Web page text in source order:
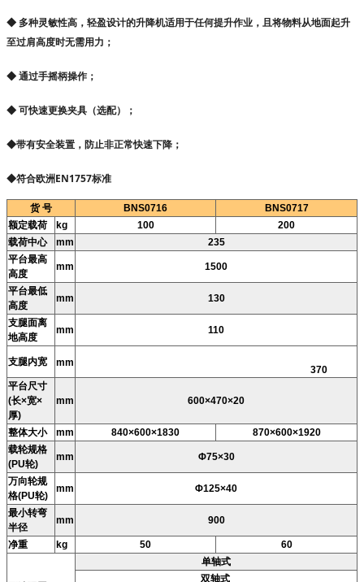
◆ 多种灵敏性高，轻盈设计的升降机适用于任何提升作业，且将物料从地面起升
至过肩高度时无需用力；
◆ 通过手摇柄操作；
◆ 可快速更换夹具（选配）；
◆带有安全装置，防止非正常快速下降 ；
◆符合欧洲EN1757标准
货 号 BNS0716
BNS0717
额定载荷
kg 100
200
载荷中心
mm
235
平台最高
高度
mm 1500
平台最低
高度
mm 130
支腿面离
地高度
mm 110
支腿内宽 mm
370
平台尺寸
(长×宽×
厚)
mm 600×470×20
整体大小 mm 840×600×1830
870×600×1920
载轮规格
(PU轮)
mm Φ75×30
万向轮规
格(PU轮)
mm Φ125×40
最小转弯
半径
mm 900
净重 kg 50 60
单轴式
双轴式